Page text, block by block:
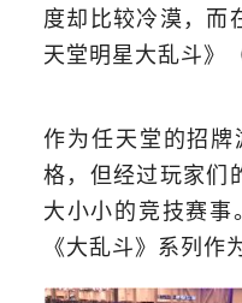
度却比较冷漠，而
天堂明星大乱斗》
作为任天堂的招
格，但经过玩家们
大小小的竞技赛
《大乱斗》系列作